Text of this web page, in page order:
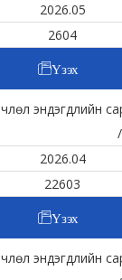
2026.05
2604
Үзэх
эндэгдлийн
2026.04
22603
Үзэх
эндэгдлийн